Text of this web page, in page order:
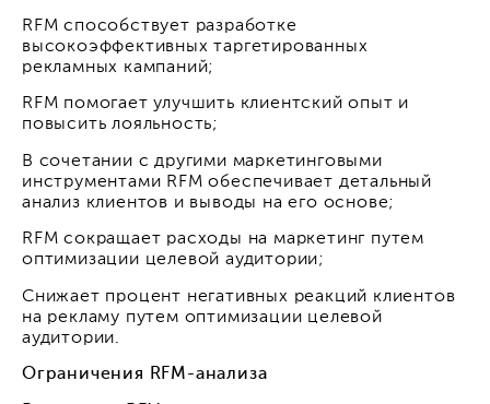
RFM способствует разработке
высокоэффективных таргетированных
рекламных кампаний;
RFM помогает улучшить клиентский опыт и
повысить лояльность;
В сочетании с другими маркетинговыми
инструментами RFM обеспечивает детальный
анализ клиентов и выводы на его основе;
RFM сокращает расходы на маркетинг путем
оптимизации целевой аудитории;
Снижает процент негативных реакций клиентов
на рекламу путем оптимизации целевой
аудитории.
Ограничения RFM-анализа